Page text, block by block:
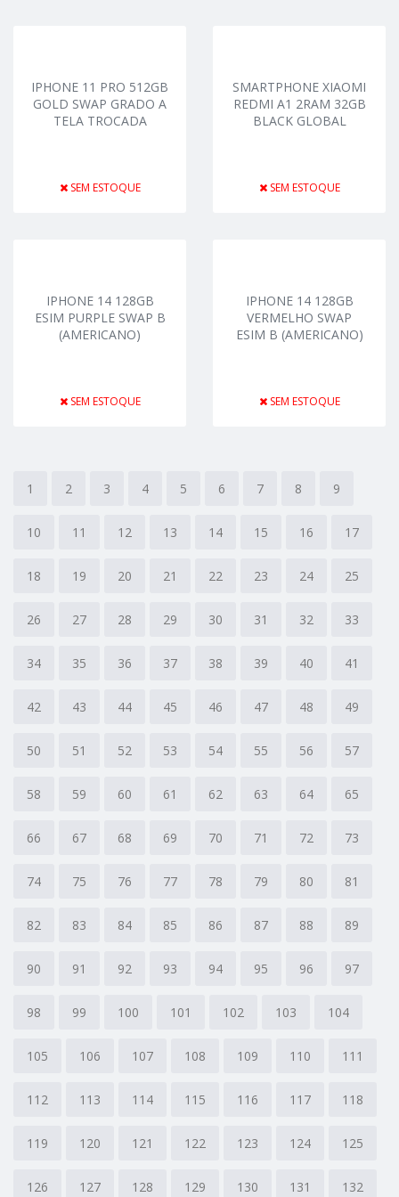
IPHONE 11 PRO 512GB
GOLD SWAP GRADO A
TELA TROCADA
SEM ESTOQUE
SMARTPHONE XIAOMI
REDMI A1 2RAM 32GB
BLACK GLOBAL
SEM ESTOQUE
IPHONE 14 128GB
ESIM PURPLE SWAP B
(AMERICANO)
SEM ESTOQUE
IPHONE 14 128GB
VERMELHO SWAP
ESIM B (AMERICANO)
SEM ESTOQUE
1 2 3 4 5 6 7 8 9
10 11 12 13 14 15 16 17
18 19 20 21 22 23 24 25
26 27 28 29 30 31 32 33
34 35 36 37 38 39 40 41
42 43 44 45 46 47 48 49
50 51 52 53 54 55 56 57
58 59 60 61 62 63 64 65
66 67 68 69 70 71 72 73
74 75 76 77 78 79 80 81
82 83 84 85 86 87 88 89
90 91 92 93 94 95 96 97
98 99 100 101 102 103 104
105 106 107 108 109 110 111
112 113 114 115 116 117 118
119 120 121 122 123 124 125
126 127 128 129 130 131 132